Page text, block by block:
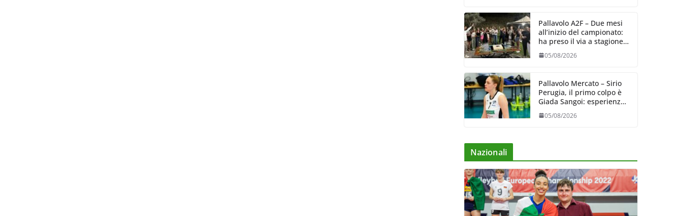
Pallavolo A2F – Due mesi
all’inizio del campionato:
ha preso il via a stagione
delle Black Angels
05/08/2026
Pallavolo Mercato – Sirio
Perugia, il primo colpo è
Giada Sangoi: esperienza
e talento in attacco
05/08/2026
Nazionali